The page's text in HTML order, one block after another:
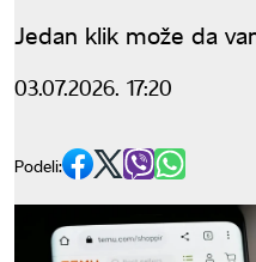
Jedan klik može da
03.07.2026. 17:20
Podeli: